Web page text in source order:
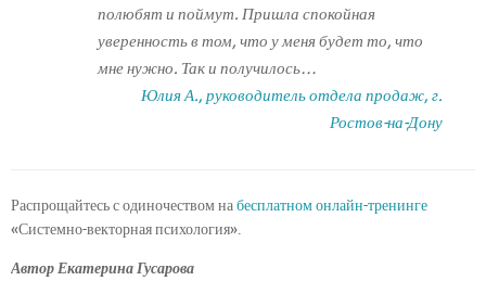
полюбят и поймут. Пришла спокойная
уверенность в том, что у меня будет то, что
мне нужно. Так и получилось…
Юлия А., руководитель отдела продаж, г.
Ростов-на-Дону
Распрощайтесь с одиночеством набесплатном онлайн-тренинге
«Системно-векторная психология».
Автор Екатерина Гусарова